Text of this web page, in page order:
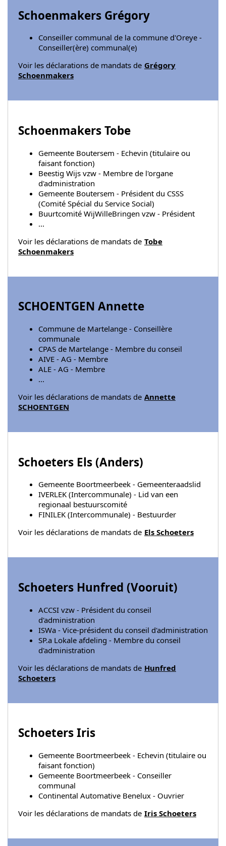
Schoenmakers Grégory
Conseiller communal de la commune d'Oreye -
Conseiller(ère) communal(e)
Voir les déclarations de mandats de Grégory
Schoenmakers
Schoenmakers Tobe
Gemeente Boutersem - Echevin (titulaire ou
faisant fonction)
Beestig Wijs vzw - Membre de l'organe
d'administration
Gemeente Boutersem - Président du CSSS
(Comité Spécial du Service Social)
Buurtcomité WijWilleBringen vzw - Président
...
Voir les déclarations de mandats de Tobe
Schoenmakers
SCHOENTGEN Annette
Commune de Martelange - Conseillère
communale
CPAS de Martelange - Membre du conseil
AIVE - AG - Membre
ALE - AG - Membre
...
Voir les déclarations de mandats de Annette
SCHOENTGEN
Schoeters Els (Anders)
Gemeente Boortmeerbeek - Gemeenteraadslid
IVERLEK (Intercommunale) - Lid van een
regionaal bestuurscomité
FINILEK (Intercommunale) - Bestuurder
Voir les déclarations de mandats de Els Schoeters
Schoeters Hunfred (Vooruit)
ACCSI vzw - Président du conseil
d'administration
ISWa - Vice-président du conseil d'administration
SP.a Lokale afdeling - Membre du conseil
d'administration
Voir les déclarations de mandats de Hunfred
Schoeters
Schoeters Iris
Gemeente Boortmeerbeek - Echevin (titulaire ou
faisant fonction)
Gemeente Boortmeerbeek - Conseiller
communal
Continental Automative Benelux - Ouvrier
Voir les déclarations de mandats de Iris Schoeters